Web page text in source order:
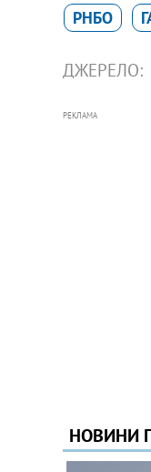
РНБО
ДЖЕРЕЛО:
РЕКЛАМА